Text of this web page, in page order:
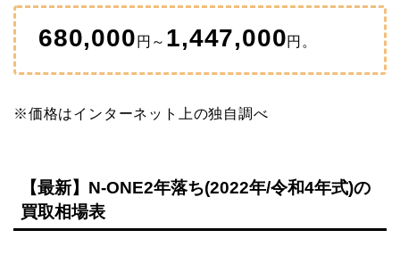
680,000 円～ 1,447,000円。
※価格はインターネット上の独自調べ
【最新】N-ONE2年落ち(2022年/令和4年式)の
買取相場表